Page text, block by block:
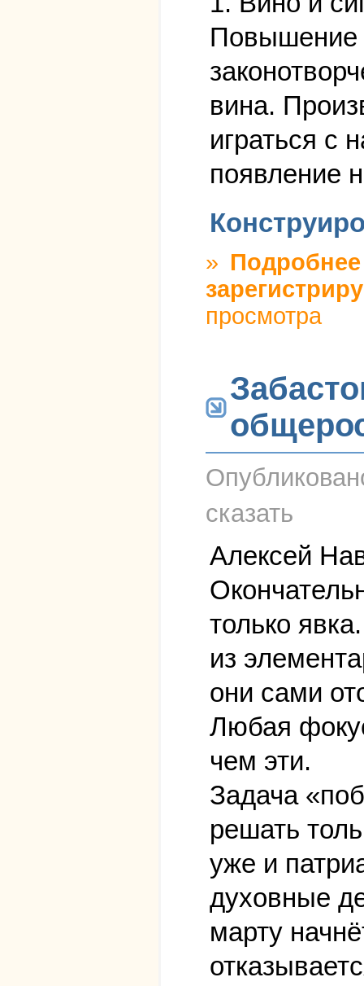
Повышение
вина.
играться с
появление
» Подробнее
просмотра
сказать
Алексей
только
из
они сами
Любая
чем эти.
Задача
решать
уже и
духовные
марту